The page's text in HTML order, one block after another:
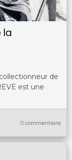
la
de
est une
0 commentaire